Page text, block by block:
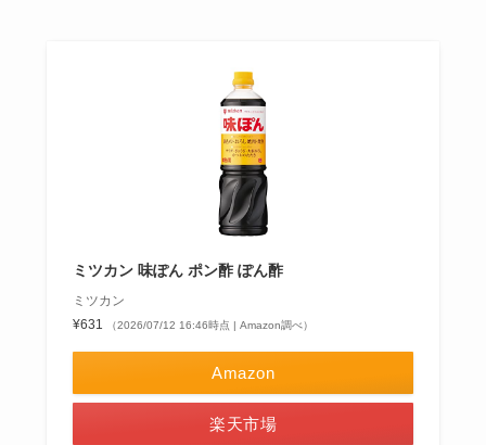
ミツカン 味ぽん ポン酢 ぽん酢
ミツカン
¥631
（2026/07/12 16:46時点 | Amazon調べ）
Amazon
楽天市場